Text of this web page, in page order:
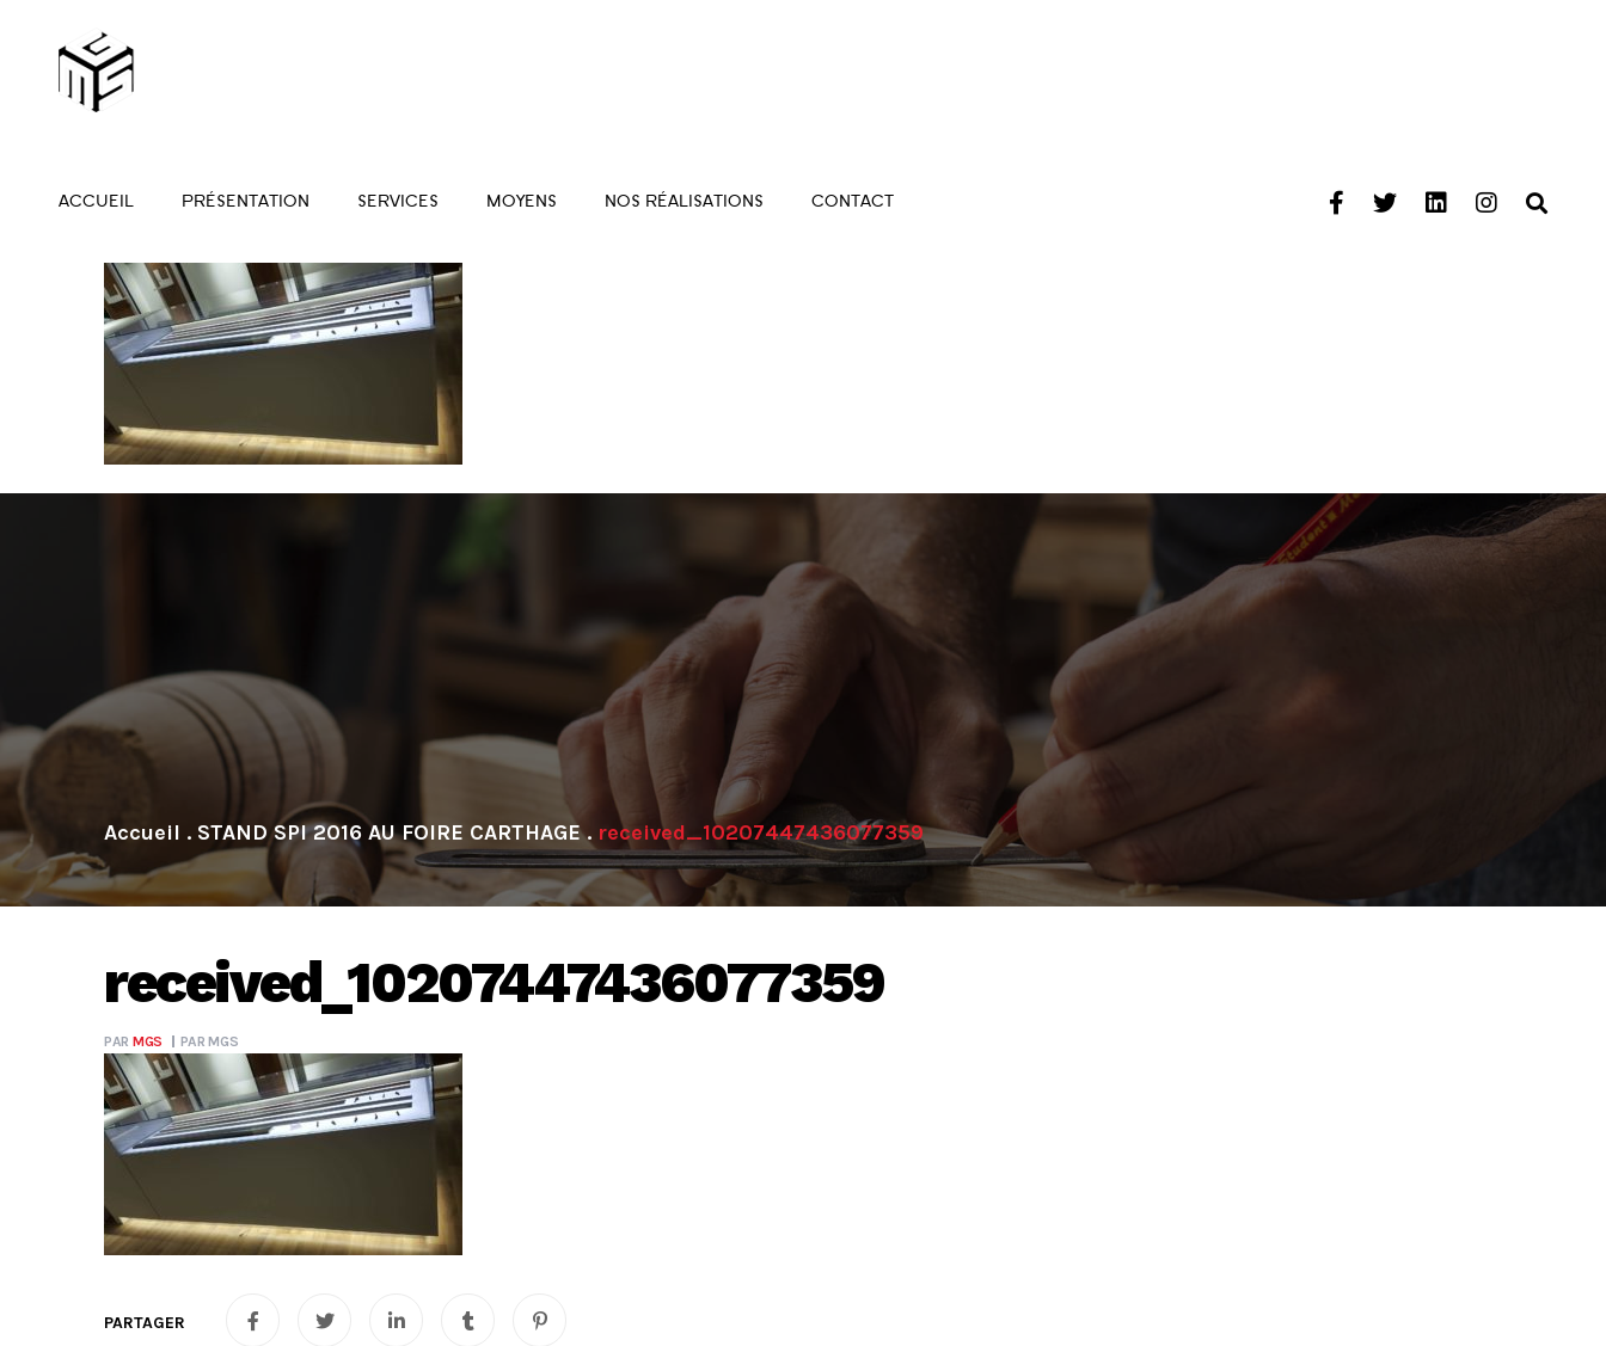
ACCUEIL PRÉSENTATION SERVICES MOYENS NOS RÉALISATIONS CONTACT
. STAND SPI 2016 AU FOIRE CARTHAGE . received_10207447436077359
received_10207447436077359
PAR MGS PARMGS